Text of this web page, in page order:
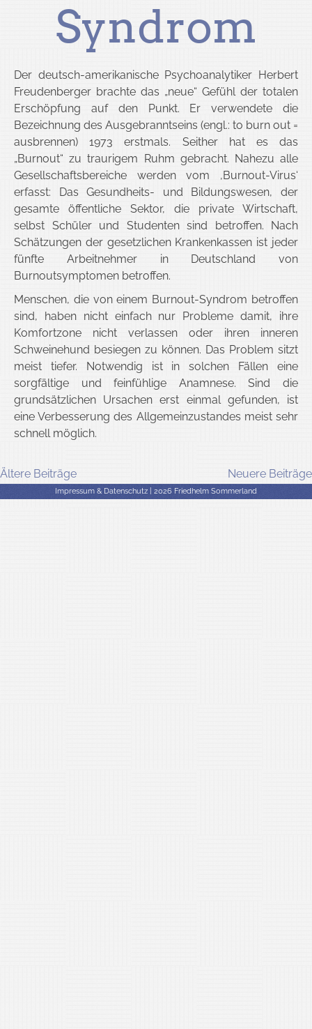
Syndrom
Der deutsch-amerikanische Psychoanalytiker Herbert
Freudenberger brachte das „neue“ Gefühl der totalen
Erschöpfung auf den Punkt. Er verwendete die
Bezeichnung des Ausgebranntseins (engl.: to burn out =
ausbrennen) 1973 erstmals. Seither hat es das
„Burnout“ zu traurigem Ruhm gebracht. Nahezu alle
Gesellschaftsbereiche werden vom ‚Burnout-Virus‘
erfasst: Das Gesundheits- und Bildungswesen, der
gesamte öffentliche Sektor, die private Wirtschaft,
selbst Schüler und Studenten sind betroffen. Nach
Schätzungen der gesetzlichen Krankenkassen ist jeder
fünfte Arbeitnehmer in Deutschland von
Burnoutsymptomen betroffen.
Menschen, die von einem Burnout-Syndrom betroffen
sind, haben nicht einfach nur Probleme damit, ihre
Komfortzone nicht verlassen oder ihren inneren
Schweinehund besiegen zu können. Das Problem sitzt
meist tiefer. Notwendig ist in solchen Fällen eine
sorgfältige und feinfühlige Anamnese. Sind die
grundsätzlichen Ursachen erst einmal gefunden, ist
eine Verbesserung des Allgemeinzustandes meist sehr
schnell möglich.
Beitragsnavigation
Ältere Beiträge Neuere Beiträge
Impressum & Datenschutz | 2026 Friedhelm Sommerland